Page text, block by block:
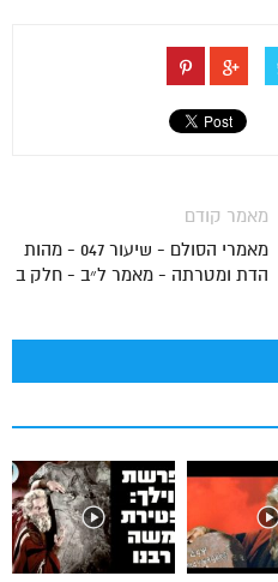
מאמר קודם
מאמרי הסולם - שיעור 047 - מהות
הדת ומטרתה - מאמר ל״ב - חלק ב